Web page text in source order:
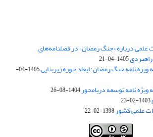
علمی درباره «جنگ رمضان» در فصلنامه‌های
1405-04-21
ویژه نامه جنگ رمضان؛ ابعاد حوزه زیربنایی
1405-04-
ویژه نامه توسعه دریامحور1404-08-26
1403-02-23
علمی کشور1398-02-22